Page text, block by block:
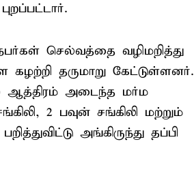
செல்வத்தை வழிமறித்து
தருமாறு கேட்டுள்ளனர்.
ஆத்திரம் அடைந்த மர்ம
2 பவுன் சங்கிலி மற்றும்
அங்கிருந்து தப்பி